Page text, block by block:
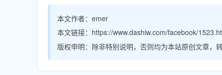
本文作者： emer
本文链接： https://www.dashiw.com/facebook/
版权申明： 除非特别说明，否则均为本站原创文章，